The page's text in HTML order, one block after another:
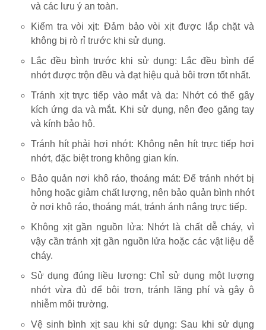
và các lưu ý an toàn.
Kiểm tra vòi xịt: Đảm bảo vòi xịt được lắp chặt và
không bị rò rỉ trước khi sử dụng.
Lắc đều bình trước khi sử dụng: Lắc đều bình để
nhớt được trộn đều và đạt hiệu quả bôi trơn tốt nhất.
Tránh xịt trực tiếp vào mắt và da: Nhớt có thể gây
kích ứng da và mắt. Khi sử dụng, nên đeo găng tay
và kính bảo hộ.
Tránh hít phải hơi nhớt: Không nên hít trực tiếp hơi
nhớt, đặc biệt trong không gian kín.
Bảo quản nơi khô ráo, thoáng mát: Để tránh nhớt bị
hỏng hoặc giảm chất lượng, nên bảo quản bình nhớt
ở nơi khô ráo, thoáng mát, tránh ánh nắng trực tiếp.
Không xịt gần nguồn lửa: Nhớt là chất dễ cháy, vì
vậy cần tránh xịt gần nguồn lửa hoặc các vật liệu dễ
cháy.
Sử dụng đúng liều lượng: Chỉ sử dụng một lượng
nhớt vừa đủ để bôi trơn, tránh lãng phí và gây ô
nhiễm môi trường.
Vệ sinh bình xịt sau khi sử dụng: Sau khi sử dụng